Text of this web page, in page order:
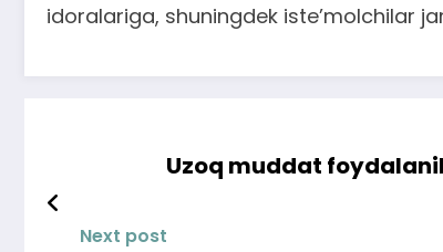
idoralariga, shuningdek iste’molchilar
Uzoq muddat
Next post